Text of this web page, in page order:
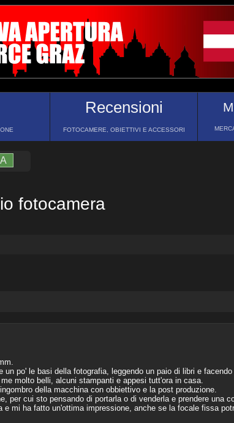
Recensioni
FOTOCAMERE, OBIETTIVI E ACCESSORI
fotocamera
po' le basi della fotografia, leggendo un paio di libri e facendo
molto belli, alcuni stampanti e appesi tutt'ora in casa.
della macchina con obbiettivo e la post produzione.
per cui sto pensando di portarla o di venderla e prendere una
mi ha fatto un'ottima impressione, anche se la focale fissa